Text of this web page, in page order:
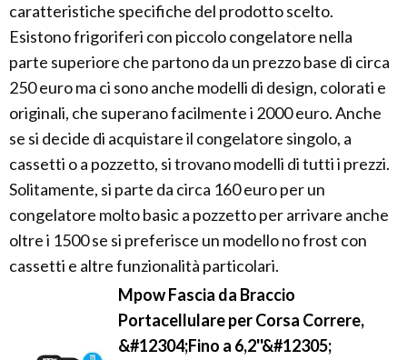
caratteristiche specifiche del prodotto scelto.
Esistono frigoriferi con piccolo congelatore nella
parte superiore che partono da un prezzo base di circa
250 euro ma ci sono anche modelli di design, colorati e
originali, che superano facilmente i 2000 euro. Anche
se si decide di acquistare il congelatore singolo, a
cassetti o a pozzetto, si trovano modelli di tutti i prezzi.
Solitamente, si parte da circa 160 euro per un
congelatore molto basic a pozzetto per arrivare anche
oltre i 1500 se si preferisce un modello no frost con
cassetti e altre funzionalità particolari.
Mpow Fascia da Braccio
Portacellulare per Corsa Correre,
&#12304;Fino a 6,2''&#12305;